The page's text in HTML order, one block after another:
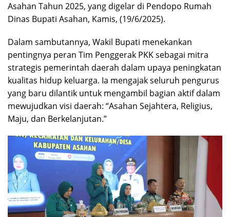
Asahan Tahun 2025, yang digelar di Pendopo Rumah
Dinas Bupati Asahan, Kamis, (19/6/2025).
Dalam sambutannya, Wakil Bupati menekankan
pentingnya peran Tim Penggerak PKK sebagai mitra
strategis pemerintah daerah dalam upaya peningkatan
kualitas hidup keluarga. Ia mengajak seluruh pengurus
yang baru dilantik untuk mengambil bagian aktif dalam
mewujudkan visi daerah: “Asahan Sejahtera, Religius,
Maju, dan Berkelanjutan.”